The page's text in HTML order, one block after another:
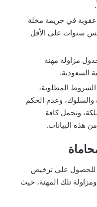
عقوبة في جريمة مخلة
سنوات على الأقل
مزاولة مهنة
السعودية.
الشروط المطلوبة،
وعدم الحكم
وتحمل كافة
هذه البيانات.
للحصول على ترخيص
تلك المهنة، حيث